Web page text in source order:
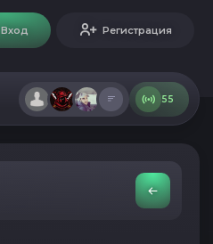
Вход Регистрация
55